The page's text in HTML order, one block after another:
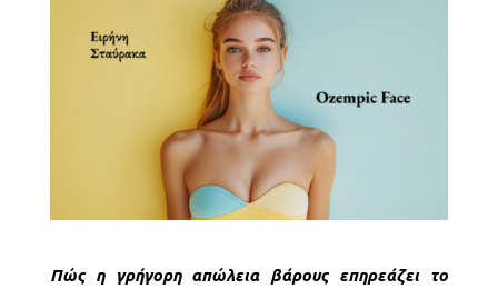
Πώς η γρήγορη απώλεια βάρους επηρεάζει το